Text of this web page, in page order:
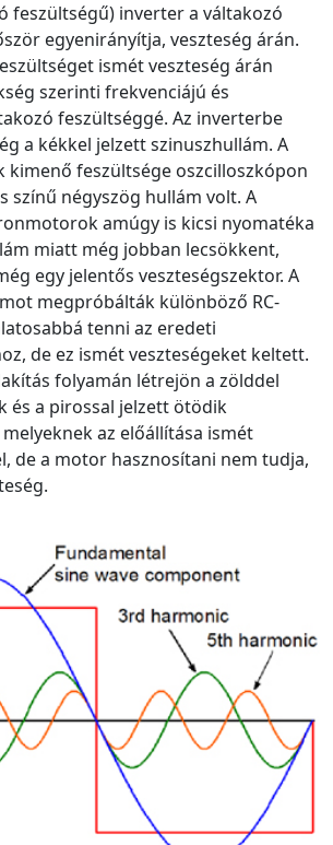
feszültségű) inverter a váltakozó
egyenirányítja, veszteség árán.
ismét veszteség árán
szerinti frekvenciájú és
feszültséggé. Az inverterbe
a kékkel jelzett szinuszhullám. A
kimenő feszültsége oszcilloszkópon
színű négyszög hullám volt. A
amúgy is kicsi nyomatéka
miatt még jobban lecsökkent,
egy jelentős veszteségszektor. A
megpróbálták különböző RC-
tenni az eredeti
de ez ismét veszteségeket keltett.
folyamán létrejön a zölddel
és a pirossal jelzett ötödik
az előállítása ismét
de a motor hasznosítani nem tudja,